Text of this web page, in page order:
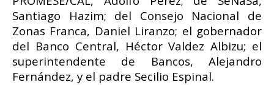
Santiago Hazim; del Consejo Nacional de
Zonas Franca, Daniel Liranzo; el gobernador
del Banco Central, Héctor Valdez Albizu; el
superintendente de Bancos, Alejandro
Fernández, y el padre Secilio Espinal.